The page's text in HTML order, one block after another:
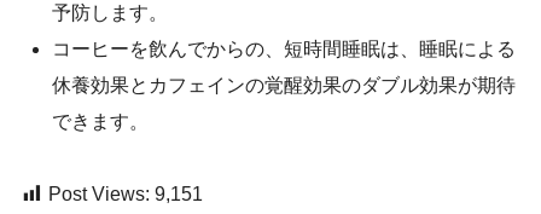
予防します。
コーヒーを飲んでからの、短時間睡眠は、睡眠による
休養効果とカフェインの覚醒効果のダブル効果が期待
できます。
Post Views: 9,151